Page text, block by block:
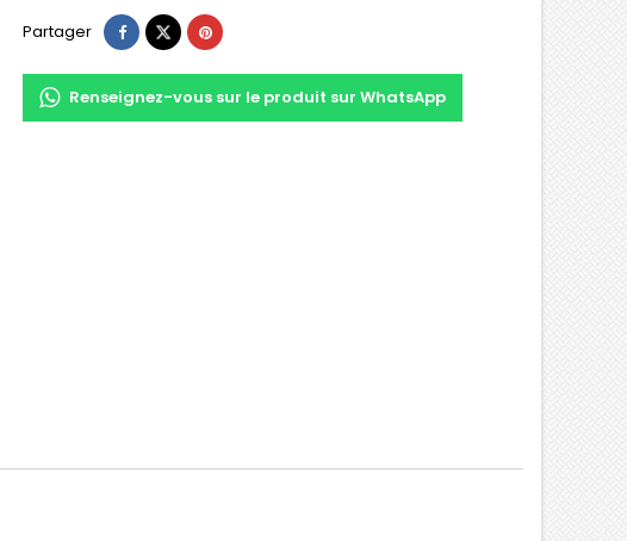
Partager
Renseignez-vous sur le produit sur WhatsApp